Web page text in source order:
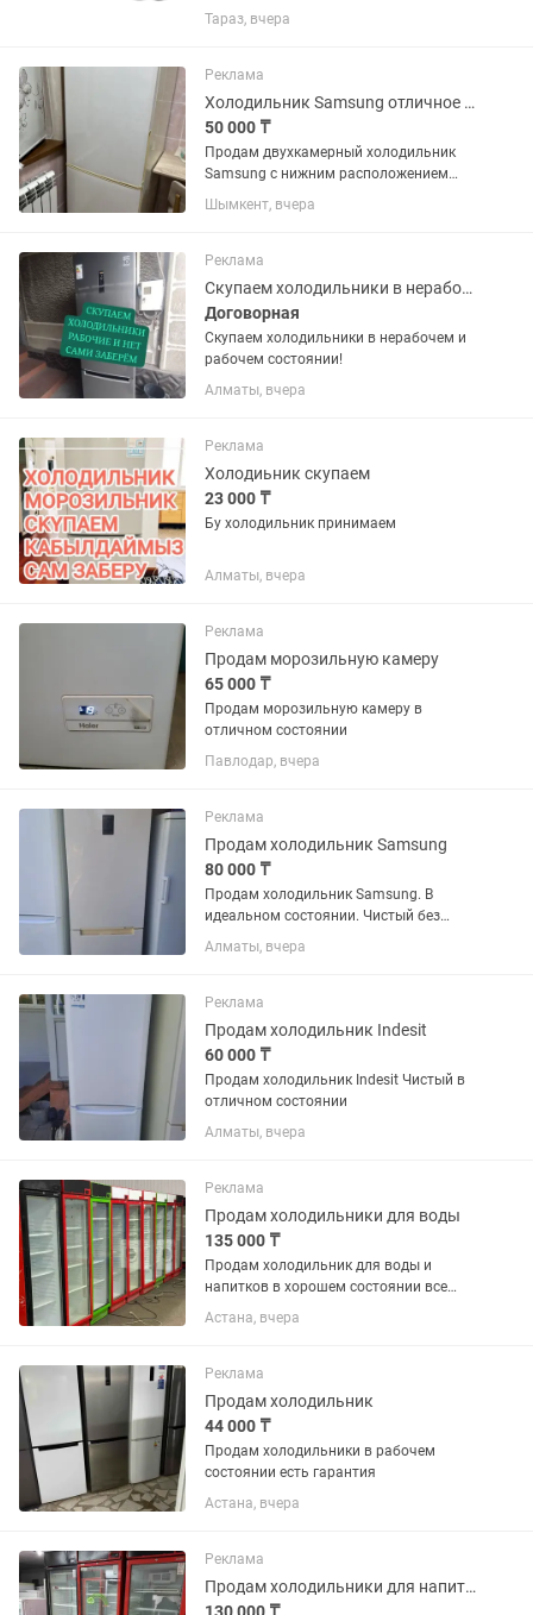
утилизацией и выноса с этажей старой
техники.
Тараз, вчера
Реклама
Холодильник Samsung отличное состояние
50 000 ₸
Продам двухкамерный холодильник
Samsung с нижним расположением
морозильной камеры. Холодильник
полностью исправен, в отличном
состоянии. Работает стабильно,
хорошо...
Шымкент, вчера
Реклама
Скупаем холодильники в нерабочем и рабочем состоянии!
Договорная
Скупаем холодильники в нерабочем и
рабочем состоянии!
Алматы, вчера
Реклама
Холодиьник скупаем
23 000 ₸
Бу холодильник принимаем
Алматы, вчера
Реклама
Продам морозильную камеру
65 000 ₸
Продам морозильную камеру в
отличном состоянии
Павлодар, вчера
Реклама
Продам холодильник Samsung
80 000 ₸
Продам холодильник Samsung. В
идеальном состоянии. Чистый без
запахов резинки целые. Возможно
доставка
Алматы, вчера
Реклама
Продам холодильник Indesit
60 000 ₸
Продам холодильник Indesit Чистый в
отличном состоянии
Алматы, вчера
Реклама
Продам холодильники для воды
135 000 ₸
Продам холодильник для воды и
напитков в хорошем состоянии все
работает без дефектов
Астана, вчера
Реклама
Продам холодильник
44 000 ₸
Продам холодильники в рабочем
состоянии есть гарантия
Астана, вчера
Реклама
Продам холодильники для напитков в хорошем состоянии